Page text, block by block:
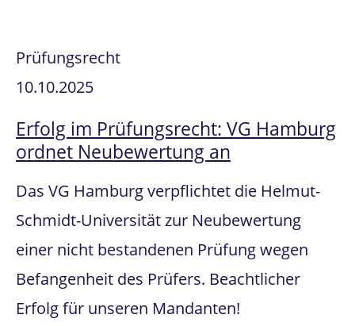
Prüfungsrecht
10.10.2025
Erfolg im Prüfungsrecht: VG Hamburg
ordnet Neubewertung an
Das VG Hamburg verpflichtet die Helmut-
Schmidt-Universität zur Neubewertung
einer nicht bestandenen Prüfung wegen
Befangenheit des Prüfers. Beachtlicher
Erfolg für unseren Mandanten!